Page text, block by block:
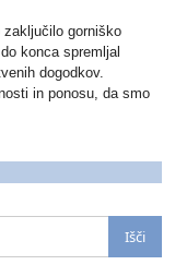
zaključilo gorniško
konca spremljal
dogodkov.
in ponosu, da smo